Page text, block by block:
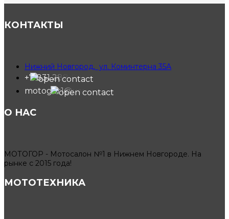
КОНТАКТЫ
Нижний Новгород, ул. Коминтерна 35А
+7 831 288-91-40
motogor1@yandex.ru
О НАС
МОТОГОР - Мотосалон №1 в Нижнем Новгороде. На
рынке с 2015 года!
МОТОТЕХНИКА